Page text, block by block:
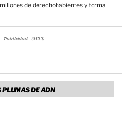
de derechohabientes y forma
- Publicidad - (MR2)
PLUMAS DE ADN